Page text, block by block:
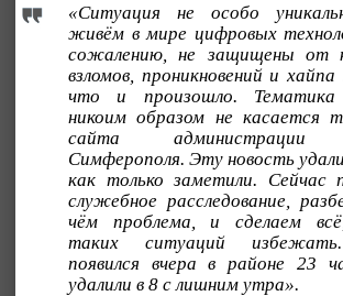
«Ситуация не особо
живём в мире цифровых
сожалению, не защищены от
взломов, проникновений и
что и произошло.
никоим образом не касается
сайта администрации
Симферополя. Эту новость
как только заметили. Сейчас
служебное расследование,
чём проблема, и сделаем
таких ситуаций
появился вчера в районе 23
удалили в 8 с лишним утра».